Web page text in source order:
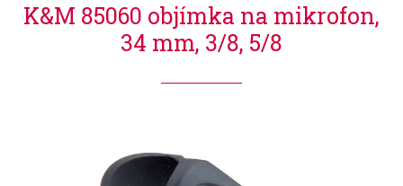
K&M 85060 objímka na mikrofon,
34 mm, 3/8, 5/8